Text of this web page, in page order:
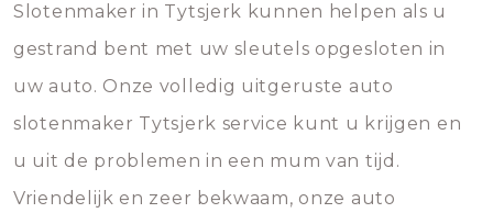
Slotenmaker in Tytsjerk kunnen helpen als u
gestrand bent met uw sleutels opgesloten in
uw auto. Onze volledig uitgeruste auto
slotenmaker Tytsjerk service kunt u krijgen en
u uit de problemen in een mum van tijd.
Vriendelijk en zeer bekwaam, onze auto